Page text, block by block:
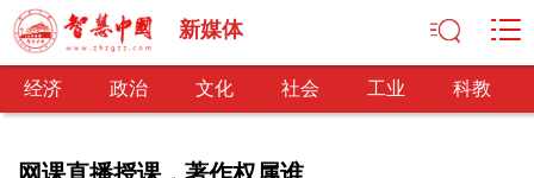
新媒体
经济 政治 文化 社会 工业 科教